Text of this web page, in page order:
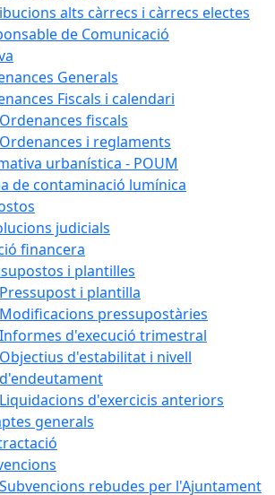
alts càrrecs i càrrecs electes
de Comunicació
Generals
Fiscals i calendari
Ordenances fiscals
Ordenances i reglaments
urbanística - POUM
de contaminació lumínica
judicials
financera
i plantilles
Pressupost i plantilla
Modificacions pressupostàries
Informes d'execució trimestral
Objectius d'estabilitat i nivell
d'endeutament
Liquidacions d'exercicis anteriors
generals
Subvencions rebudes per l'Ajuntament